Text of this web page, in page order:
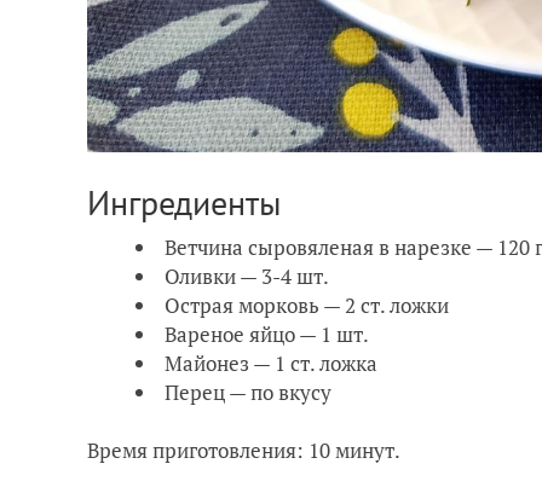
Ингредиенты
Ветчина сыровяленая в нарезке — 120 г
Оливки — 3-4 шт.
Острая морковь — 2 ст. ложки
Вареное яйцо — 1 шт.
Майонез — 1 ст. ложка
Перец — по вкусу
Время приготовления: 10 минут.